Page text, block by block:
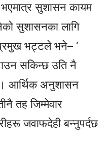
सुशासन कायम
सुशासनका लागि
भट्टले भने– ‘
सकिन्छ उति नै
आर्थिक अनुशासन
तह जिम्मेवार
जवाफदेहीबन्नुपर्दछ